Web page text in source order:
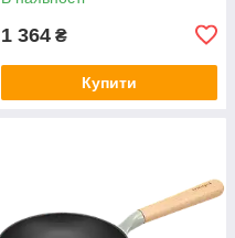
1 364 ₴
Купити